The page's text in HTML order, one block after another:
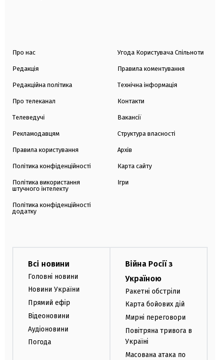
Про нас
Редакція
Редакційна політика
Про телеканал
Телеведучі
Рекламодавцям
Правила користування
Політика конфіденційності
Політика використання
штучного інтелекту
Політика конфіденційності
додатку
Угода Користувача Спільноти
Правила коментування
Технічна інформація
Контакти
Вакансії
Структура власності
Архів
Карта сайту
Ігри
Всі новини
Головні новини
Новини України
Прямий ефір
Відеоновини
Аудіоновини
Погода
Війна Росії з
Україною
Ракетні обстріли
Карта бойових дій
Мирні переговори
Повітряна тривога в
Україні
Масована атака по